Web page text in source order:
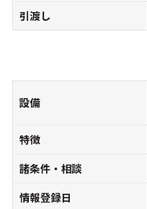
引渡し
設備
特徴
諸条件・相談
情報登録日